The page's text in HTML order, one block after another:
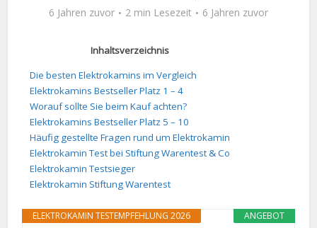
6 Jahren zuvor 2 min Lesezeit 6 Jahren zuvor
Inhaltsverzeichnis
Die besten Elektrokamins im Vergleich
Elektrokamins Bestseller Platz 1 – 4
Worauf sollte Sie beim Kauf achten?
Elektrokamins Bestseller Platz 5 – 10
Häufig gestellte Fragen rund um Elektrokamin
Elektrokamin Test bei Stiftung Warentest & Co
Elektrokamin Testsieger
Elektrokamin Stiftung Warentest
ANGEBOT
ELEKTROKAMIN TESTEMPFEHLUNG 2026